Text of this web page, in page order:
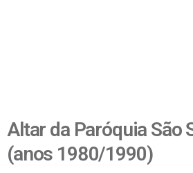
Altar da Paróquia São
(anos 1980/1990)